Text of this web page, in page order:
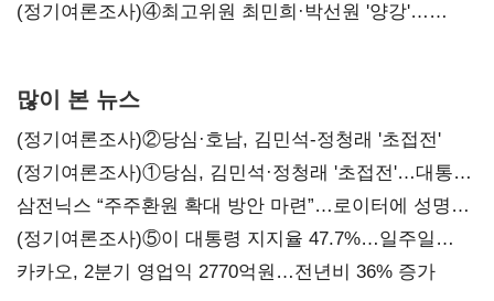
'한 자릿수'
(정기여론조사)④최고위원 최민희·박선원 '양강'…
많이 본 뉴스
(정기여론조사)②당심·호남, 김민석-정청래 '초접전'
(정기여론조사)①당심, 김민석·정청래 '초접전'…대통령
지지도 '50% 아래로'(종합)
삼전닉스 “주주환원 확대 방안 마련”…로이터에 성명
보내
(정기여론조사)⑤이 대통령 지지율 47.7%…일주일
만에 다시 40%대
카카오, 2분기 영업익 2770억원…전년비 36% 증가